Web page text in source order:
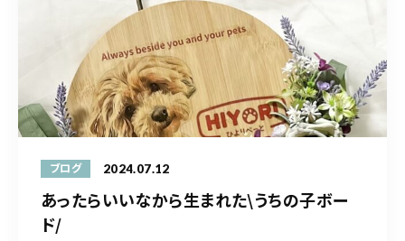
ブログ 2024.07.12
あったらいいなから生まれた\うちの子ボー
ド/